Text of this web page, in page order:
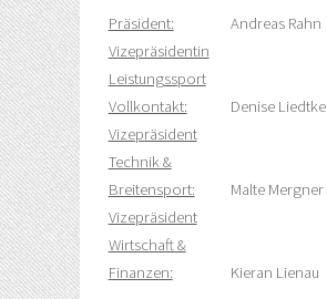
Präsident:
Andreas Rahn
Vizepräsidentin
Leistungssport
Vollkontakt:
Denise Liedtke
Vizepräsident
Technik &
Breitensport:
Malte Mergner
Vizepräsident
Wirtschaft &
Finanzen:
Kieran Lienau